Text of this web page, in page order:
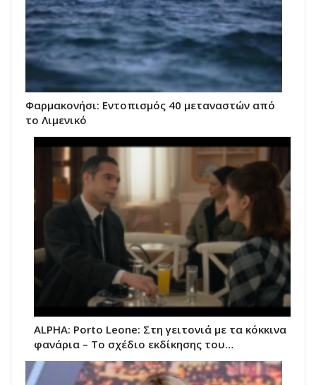
Φαρμακονήσι: Εντοπισμός 40 μεταναστών από
το Λιμενικό
ALPHA: Porto Leone: Στη γειτονιά με τα κόκκινα
φανάρια – Το σχέδιο εκδίκησης του…